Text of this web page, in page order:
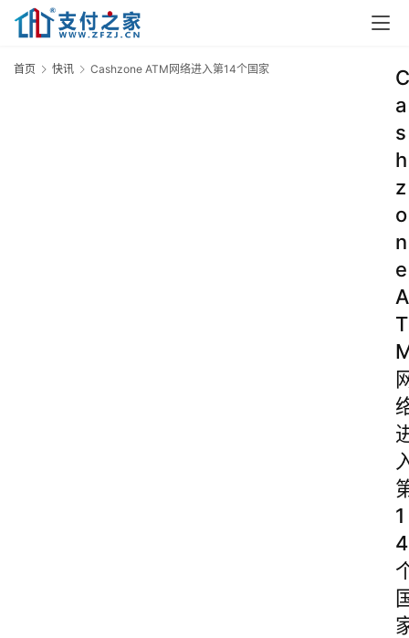
首页 快讯 Cashzone ATM网络进入第14个国家
C
a
s
h
z
o
n
e
A
T
1
4